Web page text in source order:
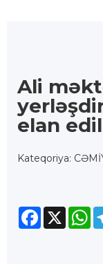
Ali
elan
Kateqoriya:
Facebook
X